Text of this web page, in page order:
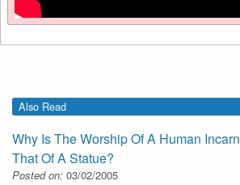
Also Read
Why Is The Worship Of A Human
That Of A Statue?
Posted on: 03/02/2005